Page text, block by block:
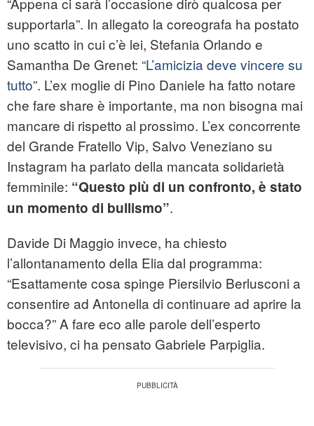
supportarla”. In allegato la coreografa ha postato
uno scatto in cui c’è lei, Stefania Orlando e
Samantha De Grenet: “L’amicizia deve vincere su
tutto”. L’ex moglie di Pino Daniele ha fatto notare
che fare share è importante, ma non bisogna mai
mancare di rispetto al prossimo. L’ex concorrente
del Grande Fratello Vip, Salvo Veneziano su
Instagram ha parlato della mancata solidarietà
femminile: “Questo più di un confronto, è stato
un momento di bullismo”.
Davide Di Maggio invece, ha chiesto
l’allontanamento della Elia dal programma:
“Esattamente cosa spinge Piersilvio Berlusconi a
consentire ad Antonella di continuare ad aprire la
bocca?” A fare eco alle parole dell’esperto
televisivo, ci ha pensato Gabriele Parpiglia.